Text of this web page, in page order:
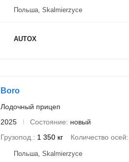
Польша, Skalmierzyce
AUTOX
Boro
Лодочный прицеп
2025
Состояние
новый
Грузопод.
1 350 кг Количество осей
Польша, Skalmierzyce